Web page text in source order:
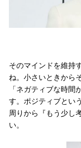
そのマインドを維持
ね。小さいときから
「ネガティブな時
す。ポジティブとい
周りから『もう少し
い。